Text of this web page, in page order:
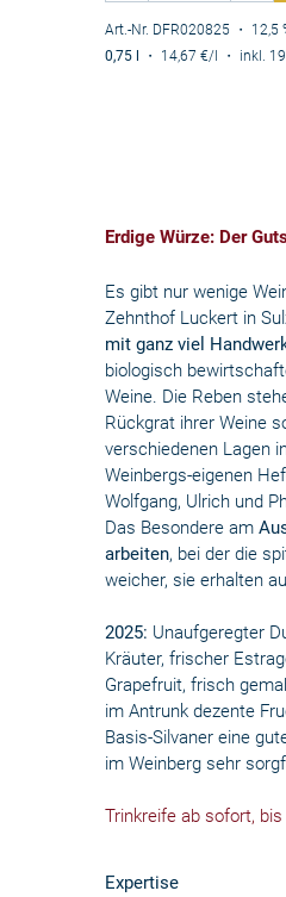
Art.-Nr. DFR020825 ・ 12,5
0,75 l ・ 14,67 €/l ・ inkl.
Erdige Würze: Der
Es gibt nur wenige
Zehnthof Luckert in
mit ganz viel
biologisch
Weine. Die Reben
Rückgrat ihrer Weine
verschiedenen Lagen
Weinbergs-eigenen
Wolfgang, Ulrich und
Das Besondere am
arbeiten, bei der die
weicher, sie erhalten
2025: Unaufgeregter
Kräuter, frischer
Grapefruit, frisch
im Antrunk dezente
Basis-Silvaner eine
im Weinberg sehr
Trinkreife ab sofort,
Expertise